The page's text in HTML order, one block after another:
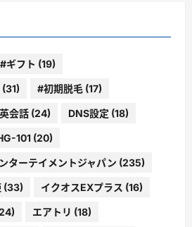
#ギフト (19)
(31) #初期脱毛 (17)
会話 (24) DNS設定 (18)
101 (20)
ターテイメントジャパン (235)
(33) イクオスEXプラス (16)
エアトリ (18)